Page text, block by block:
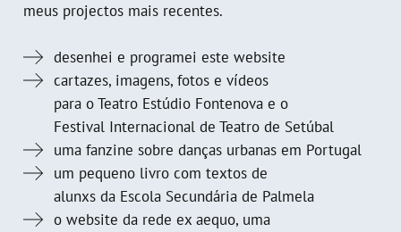
meus projectos mais recentes.
desenhei e programei este website
cartazes, imagens, fotos e vídeos
para o Teatro Estúdio Fontenova e o
Festival Internacional de Teatro de Setúbal
uma fanzine sobre danças urbanas em Portugal
um pequeno livro com textos de
alunxs da Escola Secundária de Palmela
o website da rede ex aequo, uma